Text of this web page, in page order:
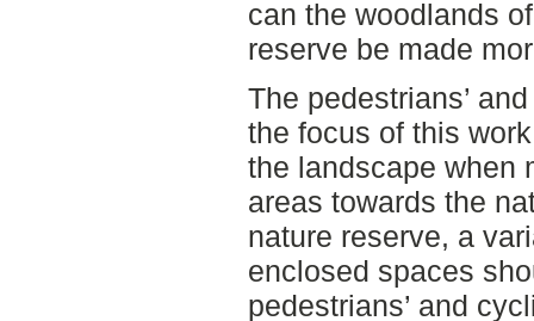
can the woodlands
reserve be made
The pedestrians’
the focus of this
the landscape when
areas towards the
nature reserve, a
enclosed spaces
pedestrians’ and